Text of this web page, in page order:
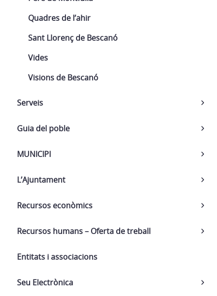
Quadres de l’ahir
Sant Llorenç de Bescanó
Vides
Visions de Bescanó
Serveis
Guia del poble
MUNICIPI
L’Ajuntament
Recursos econòmics
Recursos humans – Oferta de treball
Entitats i associacions
Seu Electrònica